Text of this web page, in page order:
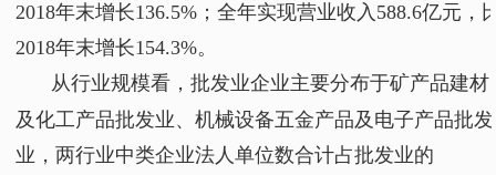
2018年末增长136.5%；全年实现营业收入588.6亿元，
2018年末增长154.3%。
从行业规模看，批发业企业主要分布于矿产品建材
及化工产品批发业、机械设备五金产品及电子产品批发
业，两行业中类企业法人单位数合计占批发业的